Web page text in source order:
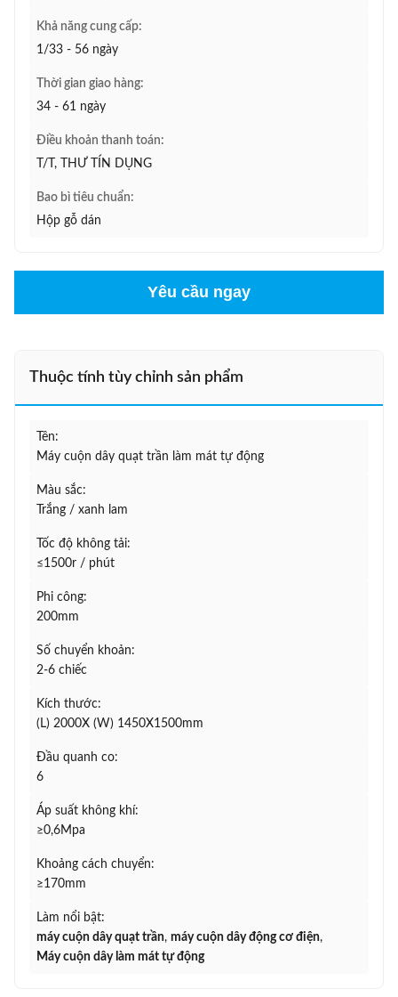
Khả năng cung cấp:
1/33 - 56 ngày
Thời gian giao hàng:
34 - 61 ngày
Điều khoản thanh toán:
T/T, THƯ TÍN DỤNG
Bao bì tiêu chuẩn:
Hộp gỗ dán
Yêu cầu ngay
Thuộc tính tùy chỉnh sản phẩm
Tên:
Máy cuộn dây quạt trần làm mát tự động
Màu sắc:
Trắng / xanh lam
Tốc độ không tải:
≤1500r / phút
Phi công:
200mm
Số chuyển khoản:
2-6 chiếc
Kích thước:
(L) 2000X (W) 1450X1500mm
Đầu quanh co:
6
Áp suất không khí:
≥0,6Mpa
Khoảng cách chuyển:
≥170mm
Làm nổi bật:
máy cuộn dây quạt trần, máy cuộn dây động cơ điện,
Máy cuộn dây làm mát tự động